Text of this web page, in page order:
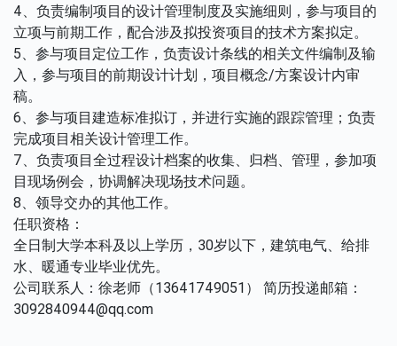
4、负责编制项目的设计管理制度及实施细则，参与项目的
立项与前期工作，配合涉及拟投资项目的技术方案拟定。
5、参与项目定位工作，负责设计条线的相关文件编制及输
入，参与项目的前期设计计划，项目概念/方案设计内审
稿。
6、参与项目建造标准拟订，并进行实施的跟踪管理；负责
完成项目相关设计管理工作。
7、负责项目全过程设计档案的收集、归档、管理，参加项
目现场例会，协调解决现场技术问题。
8、领导交办的其他工作。
任职资格：
全日制大学本科及以上学历，30岁以下，建筑电气、给排
水、暖通专业毕业优先。
公司联系人：徐老师（13641749051） 简历投递邮箱：
3092840944@qq.com